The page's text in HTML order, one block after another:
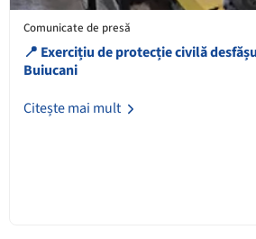
Comunicate de presă
📍 Exercițiu de protecție civilă
Buiucani
Citește mai mult